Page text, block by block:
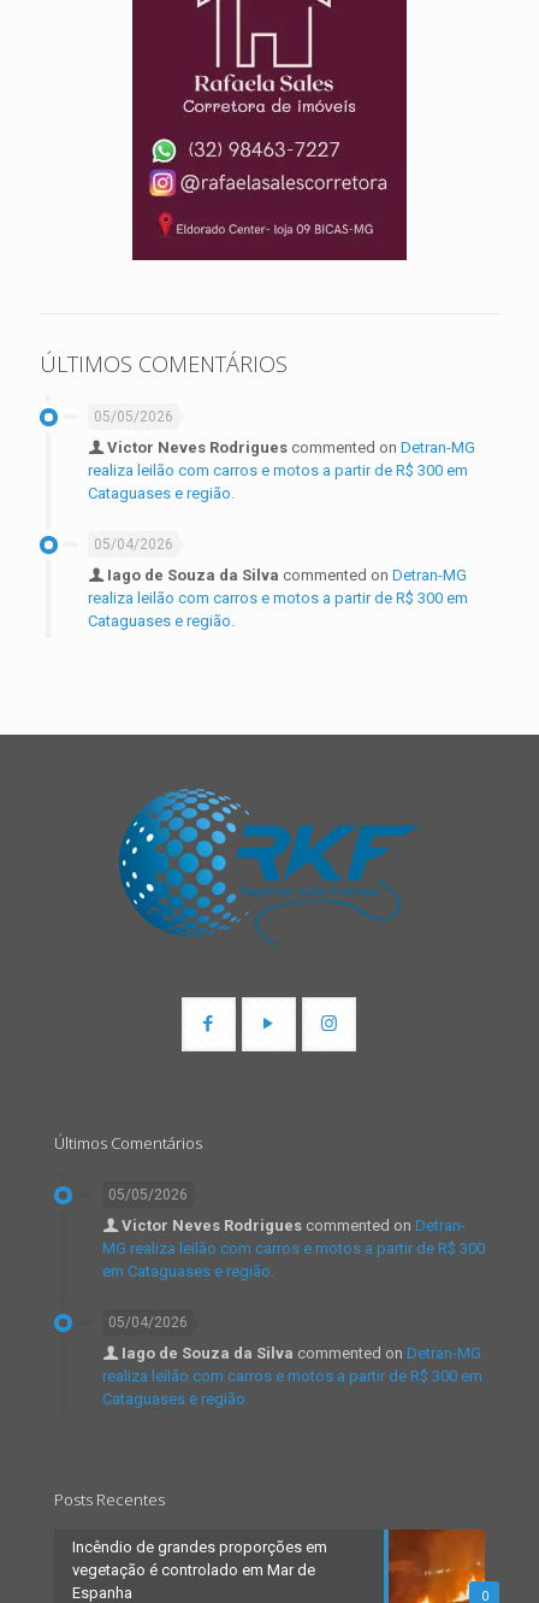
ÚLTIMOS COMENTÁRIOS
05/05/2026
Victor Neves Rodrigues commented on Detran-MG
realiza leilão com carros e motos a partir de R$ 300 em
Cataguases e região.
05/04/2026
Iago de Souza da Silva commented on Detran-MG
realiza leilão com carros e motos a partir de R$ 300 em
Cataguases e região.
Últimos Comentários
05/05/2026
Victor Neves Rodrigues commented on Detran-
MG realiza leilão com carros e motos a partir de R$ 300
em Cataguases e região.
05/04/2026
Iago de Souza da Silva commented on Detran-MG
realiza leilão com carros e motos a partir de R$ 300 em
Cataguases e região.
Posts Recentes
0
Incêndio de grandes proporções em
vegetação é controlado em Mar de
Espanha